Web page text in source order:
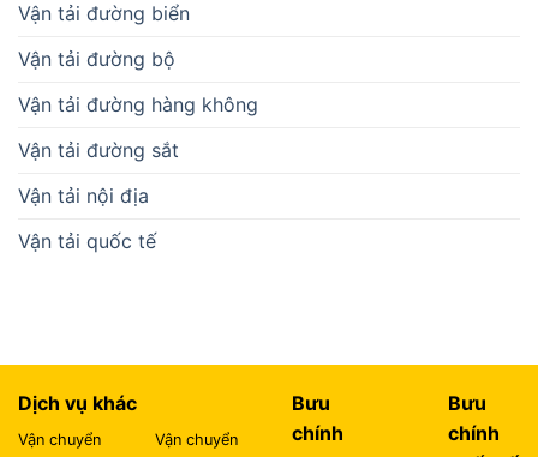
Vận tải đường biển
Vận tải đường bộ
Vận tải đường hàng không
Vận tải đường sắt
Vận tải nội địa
Vận tải quốc tế
Dịch vụ khác
Vận chuyển
Vận chuyển
Bưu
chính
Bưu
chính